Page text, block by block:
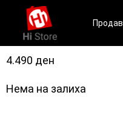
4.490 ден
Нема на залиха